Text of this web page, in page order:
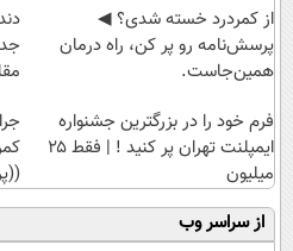
از کمردرد خسته شدی؟ ◀
پرسش‌نامه رو پر کن، راه درمان
همین‌جاست.
فرم خود را در بزرگترین جشنواره
ایمپلنت تهران پر کنید ! | فقط ۲۵
میلیون
از سراسر وب